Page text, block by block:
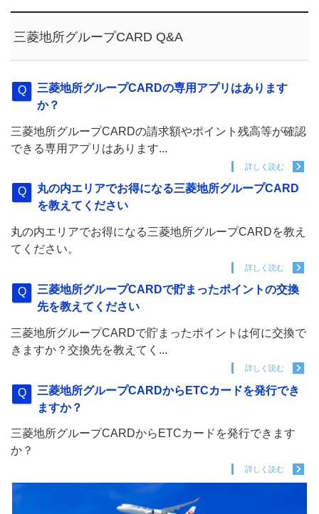
三菱地所グループCARD Q&A
三菱地所グループCARDの専用アプリはあります
か？
三菱地所グループCARDの請求額やポイント残高等が確認
できる専用アプリはあります...
詳しく読む
丸の内エリアでお得になる三菱地所グループCARD
を教えてください
丸の内エリアでお得になる三菱地所グループCARDを教え
てください。
詳しく読む
三菱地所グループCARDで貯まったポイントの交換
先を教えてください
三菱地所グループCARDで貯まったポイントは何に交換で
きますか？交換先を教えてく...
詳しく読む
三菱地所グループCARDからETCカードを発行でき
ますか？
三菱地所グループCARDからETCカードを発行できます
か？
詳しく読む